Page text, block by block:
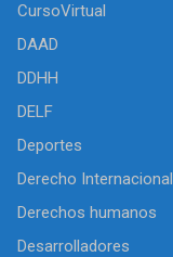
CursoVirtual
DAAD
DDHH
DELF
Deportes
Derecho Internacional
Derechos humanos
Desarrolladores